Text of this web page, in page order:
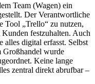
Team (Wagen) ein
Der Verantwortliche
Tool „Trello“ zu nutzen,
festzuhalten. Auch
alles digital erfasst. Selbst
Großhandel wurde
Keine lange
zentral direkt abrufbar –